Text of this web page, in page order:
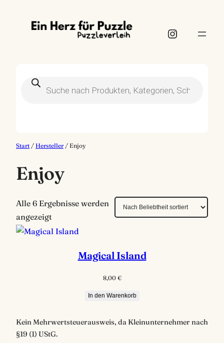
Instagram
Products
search
Start / Hersteller/ Enjoy
Enjoy
Alle 6 Ergebnisse werden
angezeigtN
a
e
b
Magical Island
8,00 €
In den Warenkorb
Kein Mehrwertsteuerausweis, da Kleinunternehmer nach
§19 (1) UStG.